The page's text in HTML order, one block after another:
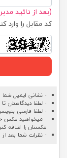
(بعد از تائید
کد مقابل را وارد
- نشانی ایمیل
- لطفا دیدگاهتان
- لطفا فارسی
- میخواهید عکس
عکستان را اضافه
- نظرات شما بعد